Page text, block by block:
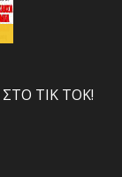
ΣΤΟ ΤΙΚ ΤΟΚ!